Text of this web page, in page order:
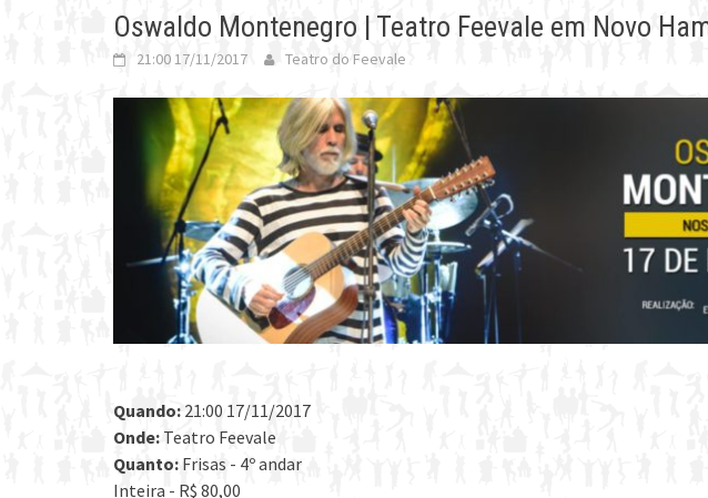
Oswaldo Montenegro | Teatro Feevale em Novo
21:00 17/11/2017 Teatro do Feevale
Quando: 21:00 17/11/2017
Onde: Teatro Feevale
Quanto: Frisas - 4º andar
Inteira - R$ 80,00